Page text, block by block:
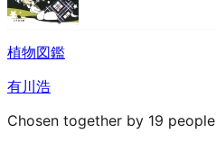
植物図鑑
有川浩
Chosen together by 19 people